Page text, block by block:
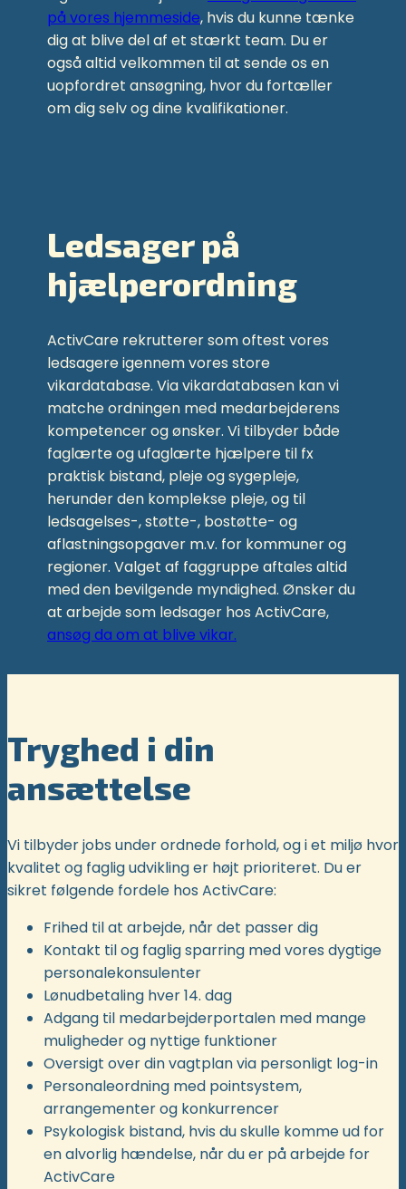
på vores hjemmeside, hvis du kunne tænke
dig at blive del af et stærkt team. Du er
også altid velkommen til at sende os en
uopfordret ansøgning, hvor du fortæller
om dig selv og dine kvalifikationer.
Ledsager på
hjælperordning
ActivCare rekrutterer som oftest vores
ledsagere igennem vores store
vikardatabase. Via vikardatabasen kan vi
matche ordningen med medarbejderens
kompetencer og ønsker. Vi tilbyder både
faglærte og ufaglærte hjælpere til fx
praktisk bistand, pleje og sygepleje,
herunder den komplekse pleje, og til
ledsagelses-, støtte-, bostøtte- og
aflastningsopgaver m.v. for kommuner og
regioner. Valget af faggruppe aftales altid
med den bevilgende myndighed. Ønsker du
at arbejde som ledsager hos ActivCare,
ansøg da om at blive vikar.
Tryghed i din
ansættelse
Vi tilbyder jobs under ordnede forhold, og i et miljø hvor
kvalitet og faglig udvikling er højt prioriteret. Du er
sikret følgende fordele hos ActivCare:
Frihed til at arbejde, når det passer dig
Kontakt til og faglig sparring med vores dygtige
personalekonsulenter
Lønudbetaling hver 14. dag
Adgang til medarbejderportalen med mange
muligheder og nyttige funktioner
Oversigt over din vagtplan via personligt log-in
Personaleordning med pointsystem,
arrangementer og konkurrencer
Psykologisk bistand, hvis du skulle komme ud for
en alvorlig hændelse, når du er på arbejde for
ActivCare